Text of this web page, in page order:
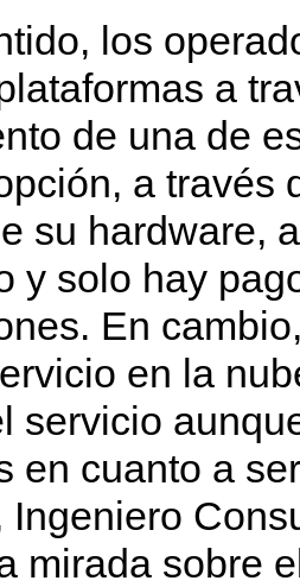
los
a
de una de
a través
su hardware,
y solo hay
En
en la
servicio
en cuanto a
Ingeniero
mirada sobre